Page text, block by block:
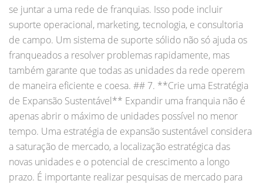
se juntar a uma rede de franquias. Isso pode incluir
suporte operacional, marketing, tecnologia, e consultoria
de campo. Um sistema de suporte sólido não só ajuda os
franqueados a resolver problemas rapidamente, mas
também garante que todas as unidades da rede operem
de maneira eficiente e coesa. ## 7. **Crie uma Estratégia
de Expansão Sustentável** Expandir uma franquia não é
apenas abrir o máximo de unidades possível no menor
tempo. Uma estratégia de expansão sustentável considera
a saturação de mercado, a localização estratégica das
novas unidades e o potencial de crescimento a longo
prazo. É importante realizar pesquisas de mercado para